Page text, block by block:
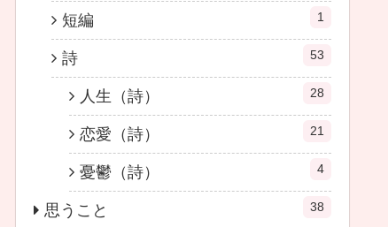
短編 1
詩 53
人生（詩） 28
恋愛（詩） 21
憂鬱（詩） 4
思うこと 38